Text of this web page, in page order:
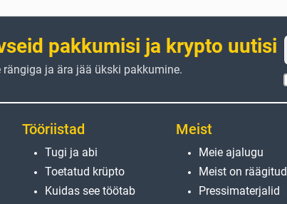
pakkumisi ja krypto uutisi
ja ära jää ükski pakkumine.
Tööriistad
Tugi ja abi
Toetatud krüpto
Kuidas see töötab
Meist
Meie ajalugu
Meist on räägitud
Pressimaterjalid